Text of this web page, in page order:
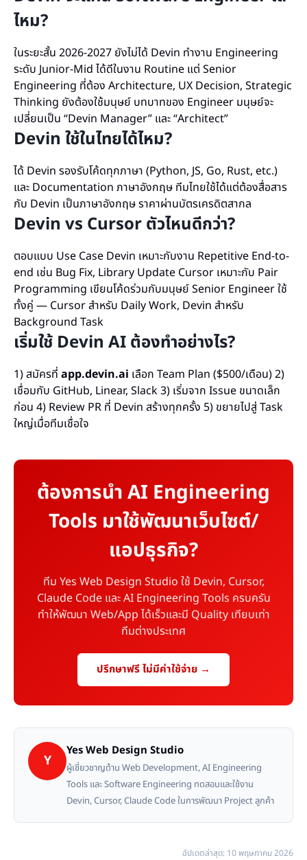
ไหม?
ในระยะสั้น 2026-2027 ยังไม่ได้ Devin ทำงาน Engineering
ระดับ Junior-Mid ได้ดีในงาน Routine แต่ Senior
Engineering ที่ต้อง Architecture, UX Decision, Strategic
Thinking ยังต้องใช้มนุษย์ บทบาทของ Engineer มนุษย์จะ
เปลี่ยนเป็น “Devin Manager” และ “Architect”
Devin ใช้ในไทยได้ไหม?
ได้ Devin รองรับโค้ดทุกภาษา (Python, JS, Go, Rust, etc.)
และ Documentation ภาษาอังกฤษ ทีมไทยใช้ได้แต่ต้องสื่อสาร
กับ Devin เป็นภาษาอังกฤษ ราคาผ่านบัตรเครดิตสากล
Devin vs Cursor ตัวไหนดีกว่า?
ตอบแบบ Use Case Devin เหมาะกับงาน Repetitive End-to-
end เช่น Bug Fix, Library Update Cursor เหมาะกับ Pair
Programming เขียนโค้ดร่วมกับมนุษย์ Senior Engineer ใช้
ทั้งคู่ — Cursor สำหรับ Daily Work, Devin สำหรับ
Background Task
เริ่มใช้ Devin AI ต้องทำอย่างไร?
1) สมัครที่ app.devin.ai เลือก Team Plan ($500/เดือน) 2)
เชื่อมกับ GitHub, Linear, Slack 3) เริ่มจาก Issue ขนาดเล็ก
ก่อน 4) Review PR ที่ Devin สร้างทุกครั้ง 5) ขยายไปสู่ Task
ใหญ่เมื่อทีมเชื่อใจ
ต้องการนำ AI Engineering
Tools มาใช้พัฒนาเว็บไซต์/
แอปธุรกิจ?
ทีม Yes Web Design Studio ใช้ Devin, Cursor,
Claude Code และ AI Engineering Tools ครบครัน
ทำให้พัฒนา Web/App ได้เร็วและมี Quality เทียบเท่า
ทีมต่างประเทศ
ปรึกษาฟรี ไม่มีค่าใช้จ่าย →
Y
Yes Web Design Studio
ผู้เชี่ยวชาญด้าน Web Development, AI Engineering
Tools และ Software Engineering ทดสอบและใช้งาน
Devin, Cursor, Claude Code ในการพัฒนา Project ลูกค้า
อัปเดตล่าสุด: 10 พฤษภาคม 2026